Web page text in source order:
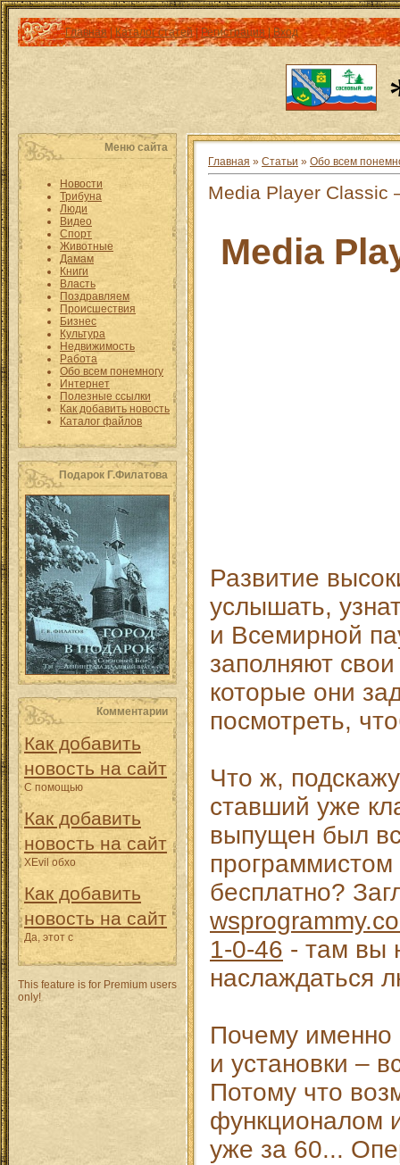
Главная|Каталог статей|Регистрация |Вход
Меню сайта
Новости
Трибуна
Люди
Видео
Спорт
Животные
Дамам
Книги
Власть
Поздравляем
Происшествия
Бизнес
Культура
Недвижимость
Работа
Обо всем понемногу
Интернет
Полезные ссылки
Как добавить новость
Каталог файлов
Подарок Г.Филатова
Комментарии
Как добавить
новость на сайт
С помощью
Как добавить
новость на сайт
XEvil обхо
Как добавить
новость на сайт
Да, этот с
This feature is for Premium users
only!
Главная » Статьи » Обо всем
Media Player Classic
Media
Развитие
услышать,
и Всемирной
заполняют
которые они
посмотреть,
Что ж,
ставший уже
выпущен был
бесплатно?
1-0-46 - там вы
наслаждаться
Почему именно
и установки –
Потому что
функционалом
уже за 60...